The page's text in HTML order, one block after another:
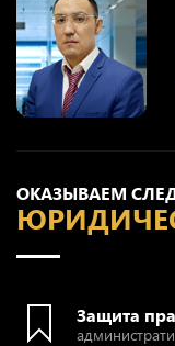
ОКАЗЫВАЕМ
Защита